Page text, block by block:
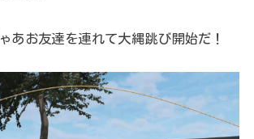
あお友達を連れて大縄跳び開始だ！